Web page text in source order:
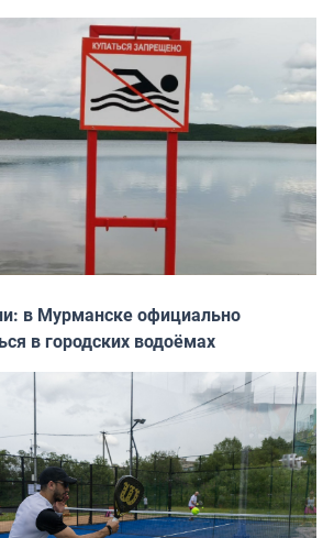
в Мурманске официально
в городских водоёмах